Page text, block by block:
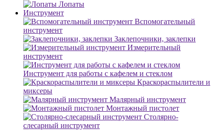
Лопаты
Инструмент
Вспомогательный
инструмент
Заклепочники, заклепки
Измерительный
инструмент
Инструмент для работы с кафелем и стеклом
Краскораспылители и
миксеры
Малярный инструмент
Монтажный пистолет
Столярно-
слесарный инструмент